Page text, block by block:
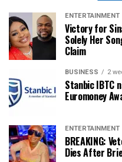
ENTERTAINMENT
Victory for
Solely Her
Claim
BUSINESS 2
Stanbic IBTC
Euromoney
ENTERTAINMENT
BREAKING:
Dies After